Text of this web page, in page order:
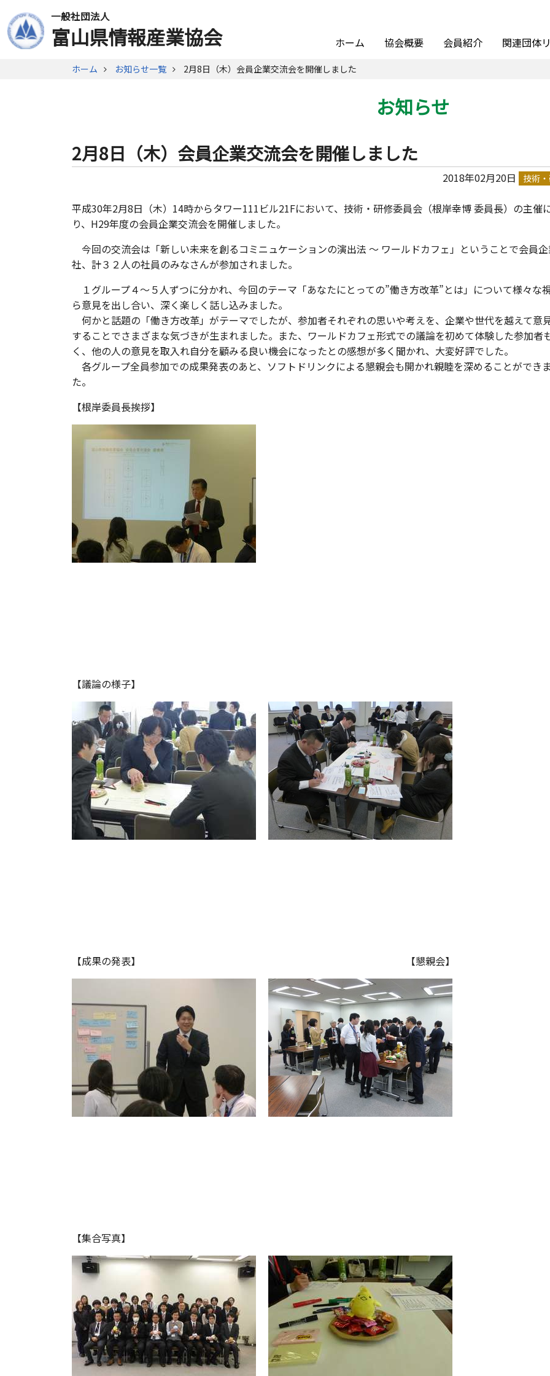
一般社団法人
富山県情報産業協会
ホーム
協会概要 会員紹介 関連団体
ホーム お知らせ一覧 2月8日（木）会員企業交流会を開催しました
お知らせ
2月8日（木）会員企業交流会を開催しました
2018年02月20日 技術
平成30年2月8日（木）14時からタワー111ビル21Fにおいて、技術・研修委員会（根岸幸博 委員長）の主催
り、H29年度の会員企業交流会を開催しました。
今回の交流会は「新しい未来を創るコミニュケーションの演出法 ～ ワールドカフェ」ということで会員企
社、計３２人の社員のみなさんが参加されました。
１グループ４～５人ずつに分かれ、今回のテーマ「あなたにとっての”働き方改革”とは」について様々な
ら意見を出し合い、深く楽しく話し込みました。
何かと話題の「働き方改革」がテーマでしたが、参加者それぞれの思いや考えを、企業や世代を越えて意
することでさまざまな気づきが生まれました。また、ワールドカフェ形式での議論を初めて体験した参加者
く、他の人の意見を取入れ自分を顧みる良い機会になったとの感想が多く聞かれ、大変好評でした。
各グループ全員参加での成果発表のあと、ソフトドリンクによる懇親会も開かれ親睦を深めることができ
た。
【根岸委員長挨拶】
【議論の様子】
【成果の発表】 【懇親会】
【集合写真】